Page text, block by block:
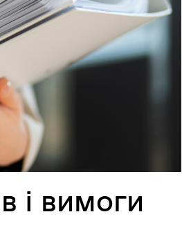
і вимоги